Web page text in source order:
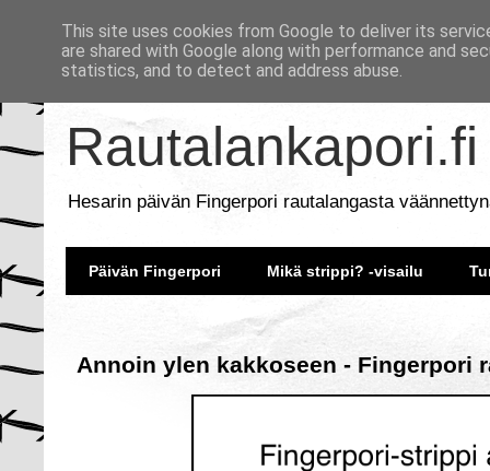
Rautalankapori.fi
Hesarin päivän Fingerpori rautalangasta
Päivän Fingerpori Mikä strippi? -visailu
Annoin ylen kakkoseen - Fingerpori
This site uses cookies from Google to deliver its
are shared with Google along with performance and
statistics, and to detect and address abuse.